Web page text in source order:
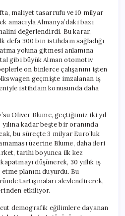
maliyet tasarrufu ve 10 milyar
amacıyla Almanya’daki bazı
değerlendirdi. Bu karar,
defa 300 bin istihdam sağladığı
yoluna gitmesi anlamına
gibi büyük Alman otomotiv
on binlerce çalışanını işten
geçmişte imzalanan iş
istihdam konusunda daha
Oliver Blume, geçtiğimiz iki yıl
kadar beşte bir oranında
bu süreçte 3 milyar Euro’luk
üzerine Blume, daha ileri
tarihi boyunca ilk kez
düşünerek, 30 yıllık iş
planını duyurdu. Bu
tartışmaları alevlendirerek,
etkiliyor.
demografik eğilimlere dayanan